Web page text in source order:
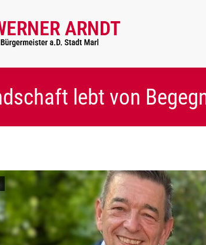
lebt von